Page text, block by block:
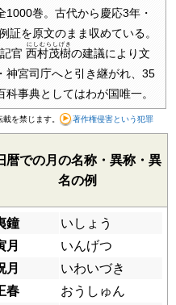
巻。古代から慶応3年・
証を原文のまま収めている。
官 西村茂樹
にしむらしげき
の建議により文
神宮司庁へと引き継がれ、35
科事典としてはわが国唯一。
載を禁じます。 著作権侵害という犯罪
旧暦での月の名称・異称・異
名の例
鐘
いしょう
月
いんげつ
月
いわいづき
春
おうしゅん